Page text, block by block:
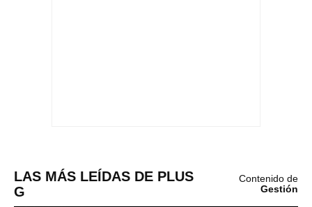
LAS MÁS LEÍDAS DE PLUS
G
Contenido de
Gestión